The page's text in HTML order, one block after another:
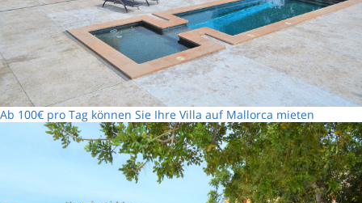
Ab 100€ pro Tag können Sie Ihre Villa auf Mallorca mieten